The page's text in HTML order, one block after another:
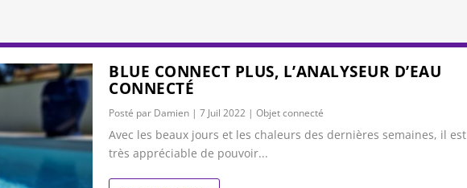
BLUE CONNECT PLUS, L’ANALYSEUR D’EAU
CONNECTÉ
Posté par Damien |7 Juil 2022 |Objet connecté
Avec les beaux jours et les chaleurs des dernières semaines, il est
très appréciable de pouvoir...